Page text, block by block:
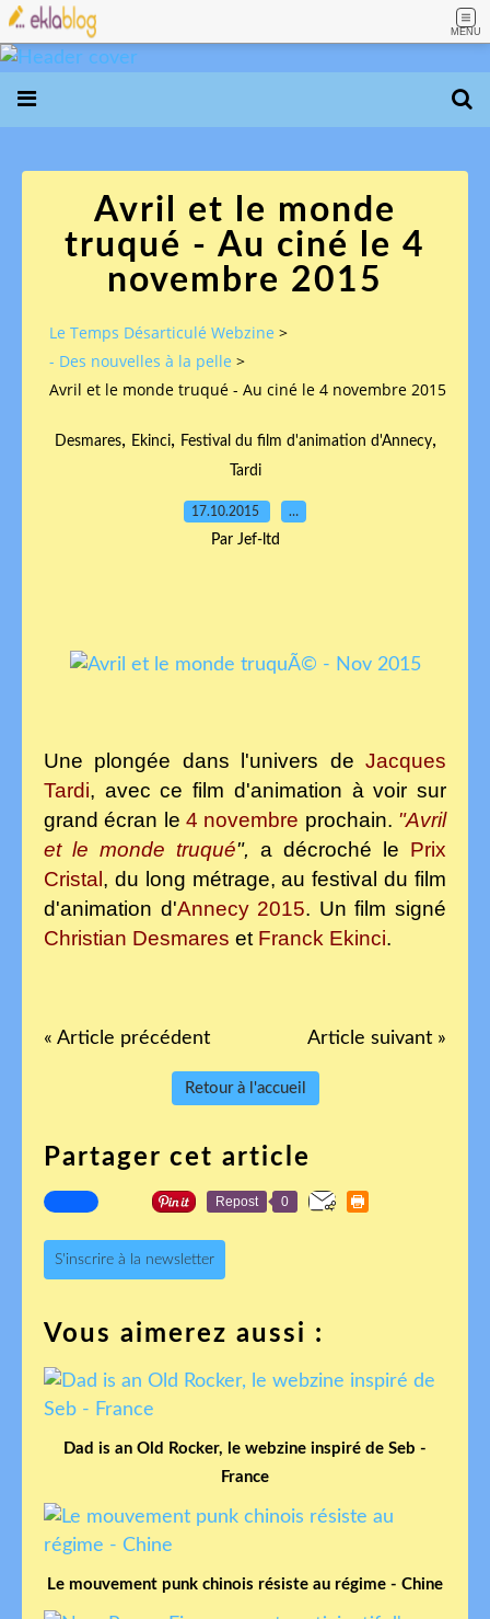
MENU
Avril et le monde
truqué - Au ciné le 4
novembre 2015
Le Temps Désarticulé Webzine >
- Des nouvelles à la pelle >
Avril et le monde truqué - Au ciné le 4 novembre 2015
Desmares, Ekinci, Festival du film d'animation d'Annecy,
Tardi
17.10.2015 …
Par Jef-ltd
Une plongée dans l'univers de Jacques
Tardi, avec ce film d'animation à voir sur
grand écran le 4 novembre prochain. "Avril
et le monde truqué", a décroché le Prix
Cristal, du long métrage, au festival du film
d'animation d'Annecy 2015. Un film signé
Christian Desmares et Franck Ekinci.
« Article précédent Article suivant »
Retour à l'accueil
Partager cet article
Repost 0
S'inscrire à la newsletter
Vous aimerez aussi :
Dad is an Old Rocker, le webzine inspiré de Seb -
France
Le mouvement punk chinois résiste au régime - Chine